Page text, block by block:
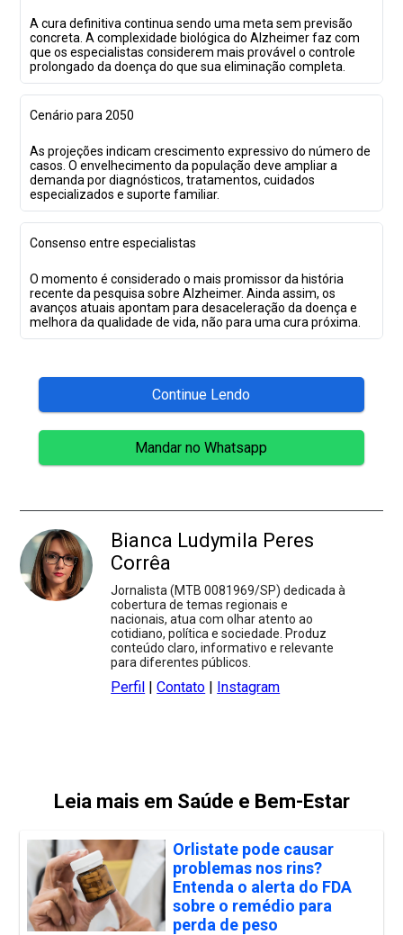
A cura definitiva continua sendo uma meta sem previsão
concreta. A complexidade biológica do Alzheimer faz com
que os especialistas considerem mais provável o controle
prolongado da doença do que sua eliminação completa.
Cenário para 2050
As projeções indicam crescimento expressivo do número de
casos. O envelhecimento da população deve ampliar a
demanda por diagnósticos, tratamentos, cuidados
especializados e suporte familiar.
Consenso entre especialistas
O momento é considerado o mais promissor da história
recente da pesquisa sobre Alzheimer. Ainda assim, os
avanços atuais apontam para desaceleração da doença e
melhora da qualidade de vida, não para uma cura próxima.
Continue Lendo
Mandar no Whatsapp
Bianca Ludymila Peres
Corrêa
Jornalista (MTB 0081969/SP) dedicada à
cobertura de temas regionais e
nacionais, atua com olhar atento ao
cotidiano, política e sociedade. Produz
conteúdo claro, informativo e relevante
para diferentes públicos.
Perfil |Contato | Instagram
Leia mais em Saúde e Bem-Estar
Orlistate pode causar
problemas nos rins?
Entenda o alerta do FDA
sobre o remédio para
perda de peso